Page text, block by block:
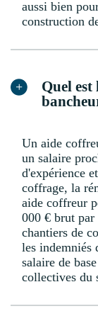
aussi bien
construction
Quel
Un aide
un salaire
d'expérience
coffrage, la
aide coffreur
000 € brut par
chantiers de
les indemniés
salaire de
collectives du